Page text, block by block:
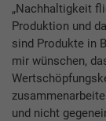
„Nachhaltigkeit
Produktion und
sind Produkte in
mir wünschen,
und nicht